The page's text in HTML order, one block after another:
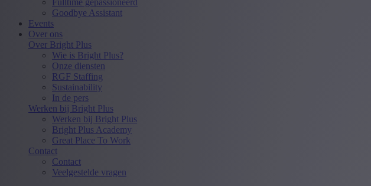
Goodbye Assistant
Events
Over ons
Over Bright Plus
Wie is Bright Plus?
Onze diensten
RGF Staffing
Sustainability
In de pers
Werken bij Bright Plus
Werken bij Bright Plus
Bright Plus Academy
Great Place To Work
Contact
Contact
Veelgestelde vragen